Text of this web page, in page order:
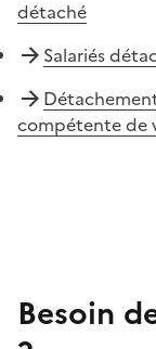
détaché
Salariés
compétente de
Besoin